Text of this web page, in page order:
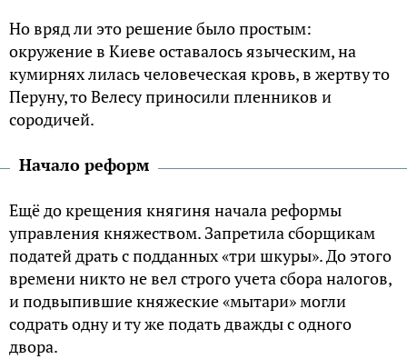
Но вряд ли это решение было простым:
окружение в Киеве оставалось языческим, на
кумирнях лилась человеческая кровь, в жертву то
Перуну, то Велесу приносили пленников и
сородичей.
Начало реформ
Ещё до крещения княгиня начала реформы
управления княжеством. Запретила сборщикам
податей драть с подданных «три шкуры». До этого
времени никто не вел строго учета сбора налогов,
и подвыпившие княжеские «мытари» могли
содрать одну и ту же подать дважды с одного
двора.